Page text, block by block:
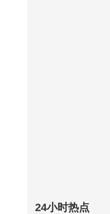
24小时热点